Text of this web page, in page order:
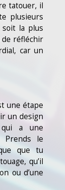
tatouer, il
plusieurs
la plus
de réfléchir
car un
une étape
un design
a une
Prends le
que tu
qu’il
ou d’une